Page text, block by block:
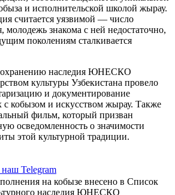
и исполнительской школой жырау.
считается уязвимой — число
молодежь знакома с ней недостаточно,
поколениям сталкивается
наследия ЮНЕСКО
культуры Узбекистана провело
и документирование
с кобызом и искусством жырау. Также
фильм, который призван
осведомленность о значимости
этой культурной традиции.
Telegram
на кобызе внесено в Список
наследия ЮНЕСКО